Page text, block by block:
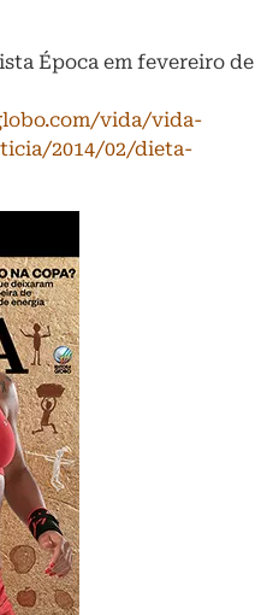
Época em fevereiro de
vida/vida-
2014/02/dieta-